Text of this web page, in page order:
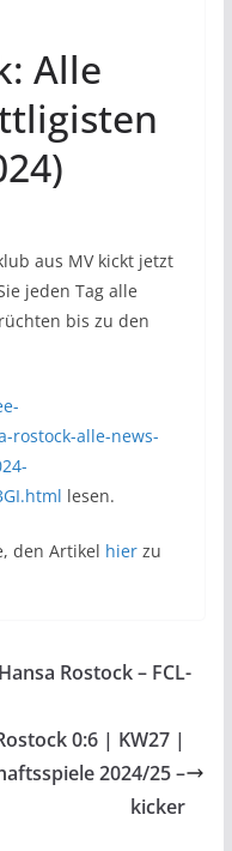
Alle
aus MV kickt jetzt
jeden Tag alle
bis zu den
rostock-alle-news-
lesen.
den Artikel hierzu
Rostock – FCL-
0:6 | KW27 |
2024/25 –
kicker